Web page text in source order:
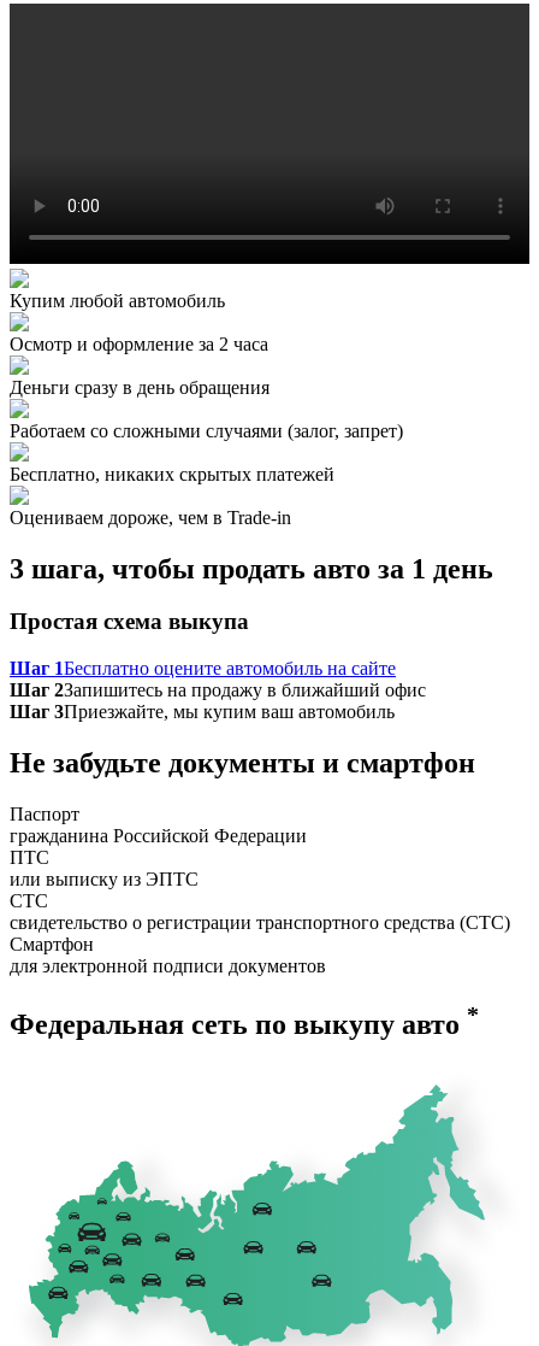
Купим любой автомобиль
Осмотр и оформление за 2 часа
Деньги сразу в день обращения
Работаем со сложными случаями (залог, запрет)
Бесплатно, никаких скрытых платежей
Оцениваем дороже, чем в Trade‑in
3 шага, чтобы продать авто за 1 день
Простая схема выкупа
Шаг 1Бесплатно оцените автомобиль на сайте
Шаг 2Запишитесь на продажу в ближайший офис
Шаг 3Приезжайте, мы купим ваш автомобиль
Не забудьте документы и смартфон
Паспорт
гражданина Российской Федерации
ПТС
или выписку из ЭПТС
СТС
свидетельство о регистрации транспортного средства (СТС)
Смартфон
для электронной подписи документов
Федеральная сеть по выкупу авто *